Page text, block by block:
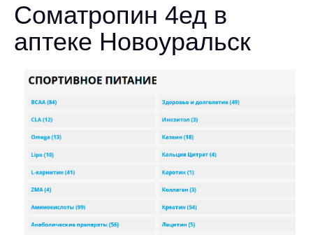
Cоматропин 4ед в
аптеке Новоуральск